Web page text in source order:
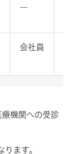
―
会社員
機関への受診
ます。